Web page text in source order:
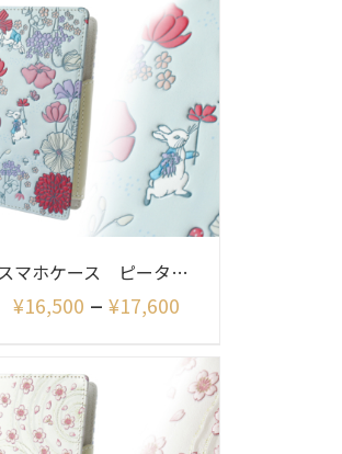
スマホケース ピーターラビット リニアメドウ
¥16,500 – ¥17,600